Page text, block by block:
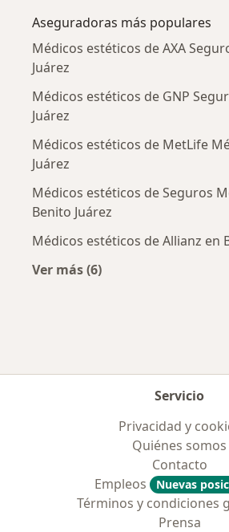
Aseguradoras más populares
Médicos estéticos de AXA
Juárez
Médicos estéticos de GNP
Juárez
Médicos estéticos de MetLife
Juárez
Médicos estéticos de Seguros
Benito Juárez
Médicos estéticos de Allianz en
Ver más (6)
Servicio
Privacidad y
Quiénes somos
Contacto
Empleos
Nuevas
Términos y condiciones
Prensa